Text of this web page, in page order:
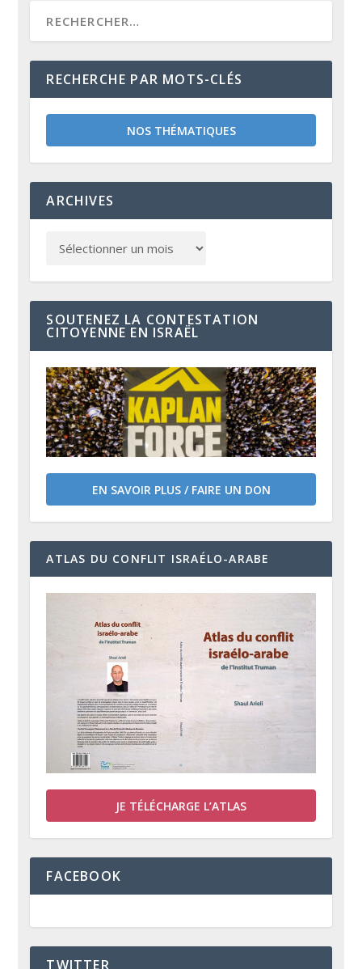
RECHERCHE PAR MOTS-CLÉS
NOS THÉMATIQUES
ARCHIVES
SOUTENEZ LA CONTESTATION
CITOYENNE EN ISRAËL
EN SAVOIR PLUS / FAIRE UN DON
ATLAS DU CONFLIT ISRAÉLO-ARABE
JE TÉLÉCHARGE L’ATLAS
FACEBOOK
TWITTER